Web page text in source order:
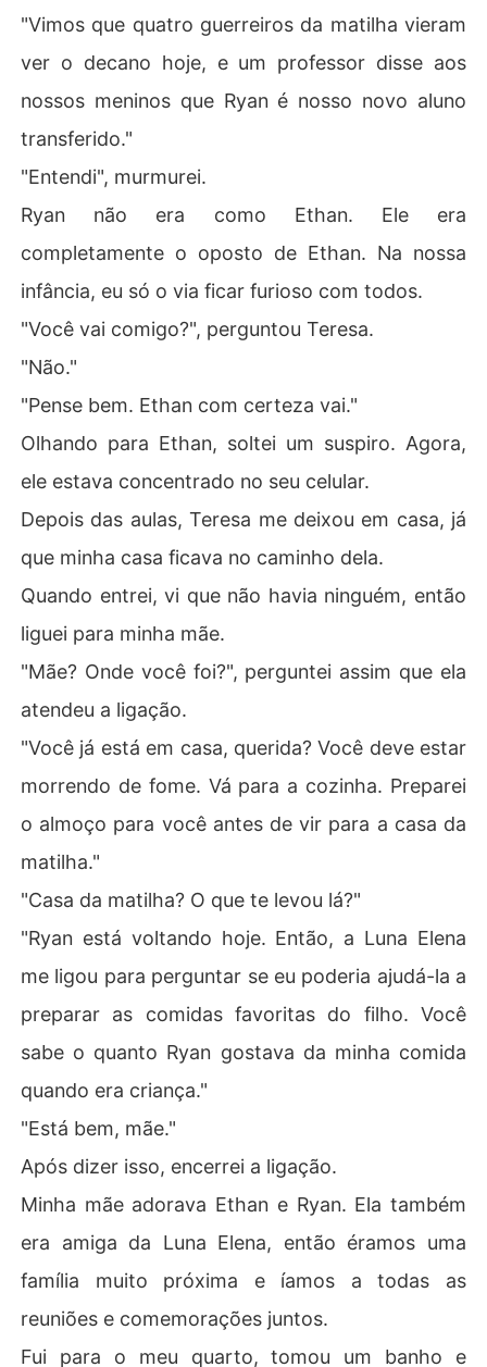
"Vimos que quatro guerreiros da matilha vieram
ver o decano hoje, e um professor disse aos
nossos meninos que Ryan é nosso novo aluno
transferido."
"Entendi", murmurei.
Ryan não era como Ethan. Ele era
completamente o oposto de Ethan. Na nossa
infância, eu só o via ficar furioso com todos.
"Você vai comigo?", perguntou Teresa.
"Não."
"Pense bem. Ethan com certeza vai."
Olhando para Ethan, soltei um suspiro. Agora,
ele estava concentrado no seu celular.
Depois das aulas, Teresa me deixou em casa, já
que minha casa ficava no caminho dela.
Quando entrei, vi que não havia ninguém, então
liguei para minha mãe.
"Mãe? Onde você foi?", perguntei assim que ela
atendeu a ligação.
"Você já está em casa, querida? Você deve estar
morrendo de fome. Vá para a cozinha. Preparei
o almoço para você antes de vir para a casa da
matilha."
"Casa da matilha? O que te levou lá?"
"Ryan está voltando hoje. Então, a Luna Elena
me ligou para perguntar se eu poderia ajudá-la a
preparar as comidas favoritas do filho. Você
sabe o quanto Ryan gostava da minha comida
quando era criança."
"Está bem, mãe."
Após dizer isso, encerrei a ligação.
Minha mãe adorava Ethan e Ryan. Ela também
era amiga da Luna Elena, então éramos uma
família muito próxima e íamos a todas as
reuniões e comemorações juntos.
Fui para o meu quarto, tomou um banho e